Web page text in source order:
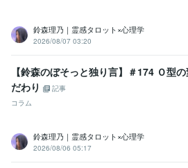
複雑恋愛
悩み相談・カウンセリング
話し相手 / 悩み相談 心の整理サポート
カウンセリング 愚痴聞き 悩み相談 人生
相談
話し相手 人間関係の悩み
鈴森理乃｜霊感タロット×心理学
2026/08/07 03:20
【鈴森のぼそっと独り言】＃174 Ｏ型の
だわり
記事
コラム
鈴森理乃｜霊感タロット×心理学
2026/08/06 05:17